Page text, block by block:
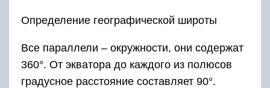
Определение географической широты
Все параллели – окружности, они содержат
360°. От экватора до каждого из полюсов
градусное расстояние составляет 90°.